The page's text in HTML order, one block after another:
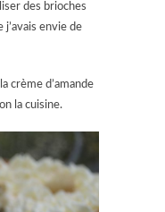
des brioches
j’avais envie de
crème d’amande
la cuisine.